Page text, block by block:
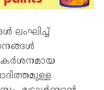
ലംഘിച്ച്
കർശനമായ